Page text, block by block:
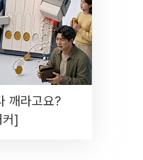
깨라고요?
커]